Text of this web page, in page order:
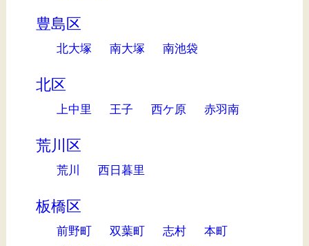
豊島区
北大塚 南大塚 南池袋
北区
上中里 王子 西ケ原 赤羽南
荒川区
荒川 西日暮里
板橋区
前野町 双葉町 志村
本町